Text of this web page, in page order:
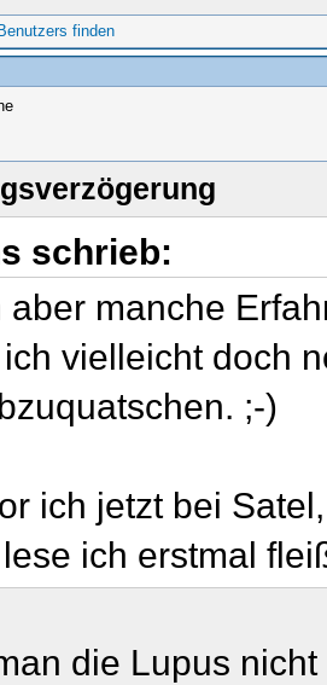
schrieb:
aber manche
vielleicht doch
;-)
ich jetzt bei
ich erstmal
die Lupus